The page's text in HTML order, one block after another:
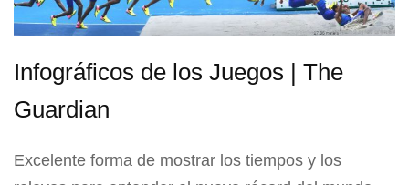
Infográficos de los Juegos | The
Guardian
Excelente forma de mostrar los tiempos y los